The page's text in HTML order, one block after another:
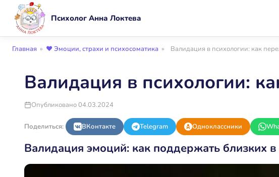
Психолог Анна Локтева
Главная » ❤️ Эмоции, страхи и психосоматика » Валидация в психологии: как
Валидация в психологии:
Опубликовано 04.03.2024
Поделиться: ВКонтакте Telegram Одноклассники
Валидация эмоций: как поддержать близких